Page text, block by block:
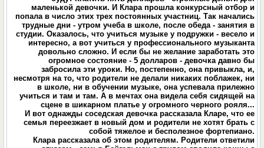
маленькой девочки. И Клара прошла конкурсный отбор и
попала в число этих трех постоянных участниц. Так начались
трудные дни - утром учеба в школе, после обеда - занятия в
студии. Оказалось, что учиться музыке у подружки - весело и
интересно, а вот учиться у профессионального музыканта
довольно сложно. И если бы не желание заработать это
огромное состояние - 5 долларов - девочка давно бы
забросила эти уроки. Но, постепенно, она привыкла, и,
несмотря на то, что родители не делали никаких поблажек, ни
в школе, ни в обучении музыке, она успевала прилежно
учиться и там и там. А в мечтах она видела себя сидящей на
сцене в шикарном платье у огромного черного рояля...
И вот однажды соседская девочка рассказала Кларе, что ее
семья переезжает в новый дом и родители не хотят брать с
собой тяжелое и бесполезное фортепиано.
Клара рассказала об этом родителям. Родители ответили